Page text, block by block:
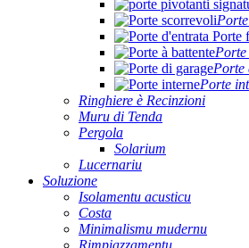
Porte
Porte
Porte
Ringhiere è Recinzioni
Muru di Tenda
Pergola
Solarium
Lucernariu
Soluzione
Isolamentu acusticu
Costa
Minimalismu mudernu
Rimpiazzamentu